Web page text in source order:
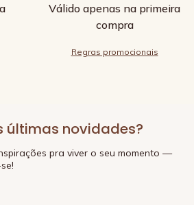
Válido apenas na primeira
compra
Regras promocionais
últimas novidades?
pra viver o seu momento —